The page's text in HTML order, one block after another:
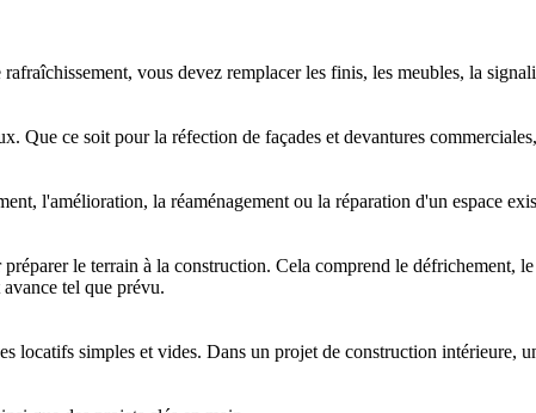
vous devez remplacer les finis, les meubles, la
Que ce soit pour la réfection de façades et devantures
l'amélioration, la réaménagement ou la réparation d'un espace
le terrain à la construction. Cela comprend le défrichement,
tel que prévu.
locatifs simples et vides. Dans un projet de construction intérieure,